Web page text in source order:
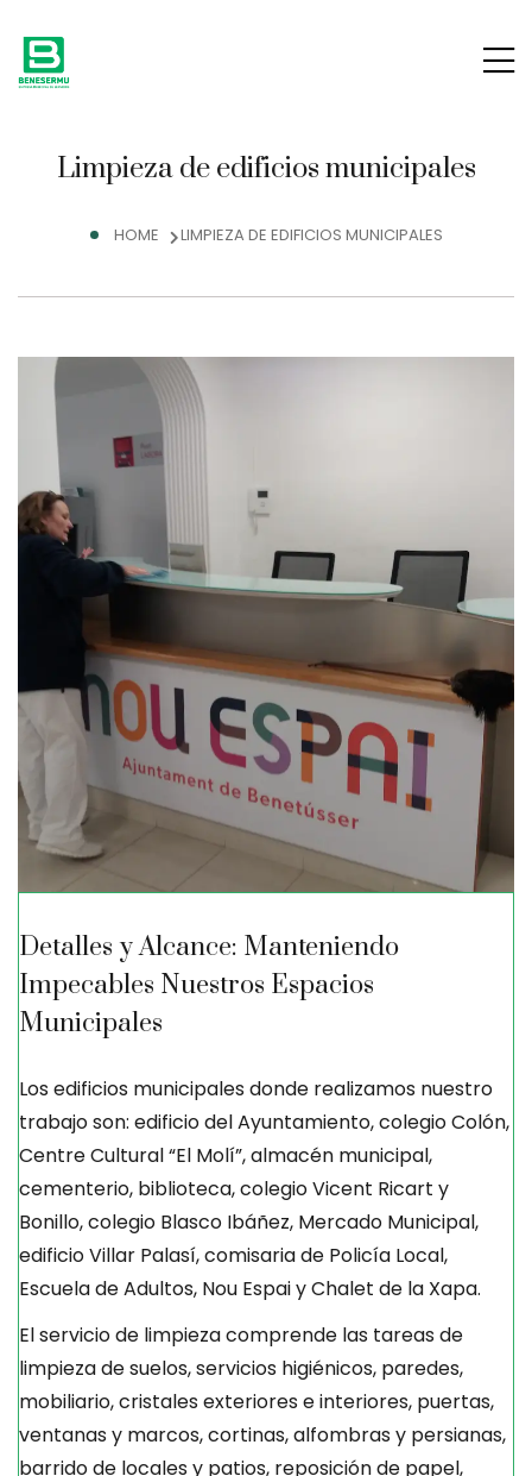
Limpieza de edificios municipales
HOME LIMPIEZA DE EDIFICIOS MUNICIPALES
Detalles y Alcance: Manteniendo
Impecables Nuestros Espacios
Municipales
Los edificios municipales donde realizamos nuestro
trabajo son: edificio del Ayuntamiento, colegio Colón,
Centre Cultural “El Molí”, almacén municipal,
cementerio, biblioteca, colegio Vicent Ricart y
Bonillo, colegio Blasco Ibáñez, Mercado Municipal,
edificio Villar Palasí, comisaria de Policía Local,
Escuela de Adultos, Nou Espai y Chalet de la Xapa.
El servicio de limpieza comprende las tareas de
limpieza de suelos, servicios higiénicos, paredes,
mobiliario, cristales exteriores e interiores, puertas,
ventanas y marcos, cortinas, alfombras y persianas,
barrido de locales y patios, reposición de papel,